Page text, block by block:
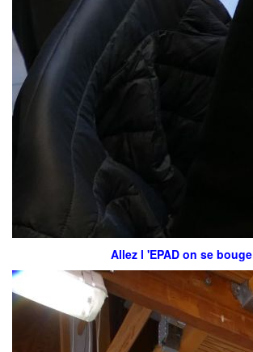
Allez l 'EPAD on se bouge